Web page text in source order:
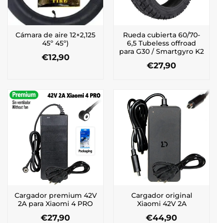
Cámara de aire 12×2,125
45º 45º)
€12,90
Rueda cubierta 60/70-
6,5 Tubeless offroad
para G30 / Smartgyro K2
€27,90
Cargador premium 42V
2A para Xiaomi 4 PRO
€27,90
Cargador original
Xiaomi 42V 2A
€44,90